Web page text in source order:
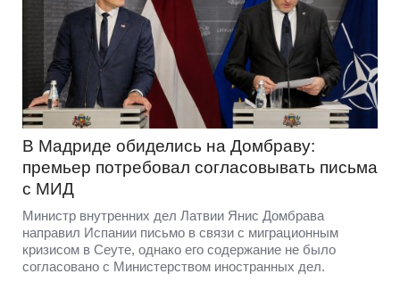
В Мадриде обиделись на Домбраву:
премьер потребовал согласовывать письма
с МИД
Министр внутренних дел Латвии Янис Домбрава
направил Испании письмо в связи с миграционным
кризисом в Сеуте, однако его содержание не было
согласовано с Министерством иностранных дел.